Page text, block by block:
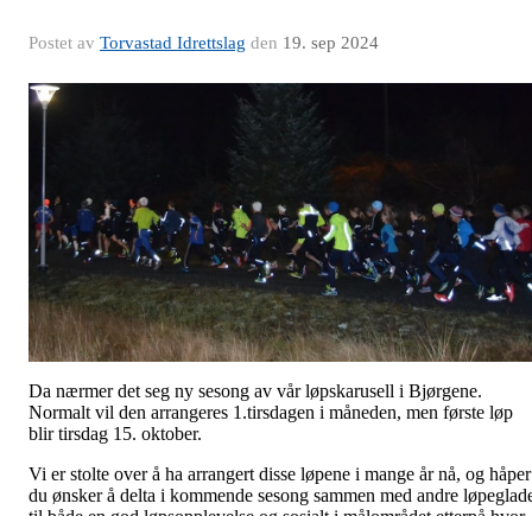
Postet av Torvastad Idrettslag den 19. sep 2024
Da nærmer det seg ny sesong av vår løpskarusell i Bjørgene.
Normalt vil den arrangeres 1.tirsdagen i måneden, men første løp
blir tirsdag 15. oktober.
Vi er stolte over å ha arrangert disse løpene i mange år nå, og håper
du ønsker å delta i kommende sesong sammen med andre